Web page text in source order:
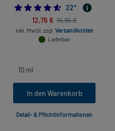
22*
12,76 € 15,95 €
inkl. MwSt. zzgl. Versandkosten
Lieferbar
In den Warenkorb
Detail- & Pflichtinformationen